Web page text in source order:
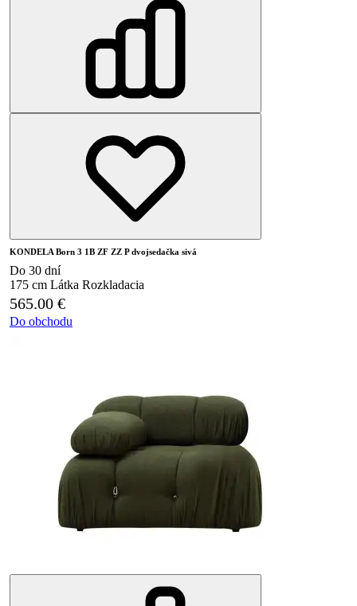
KONDELA Born 3 1B ZF ZZ P dvojsedačka sivá
Do 30 dní
175 cm Látka Rozkladacia
565.00 €
Do obchodu